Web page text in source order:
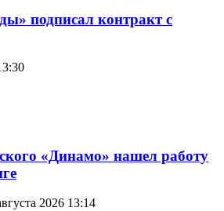
подписал контракт с
«Динамо» нашел работу
2026 13:14